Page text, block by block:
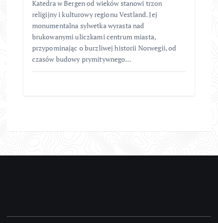
Katedra w Bergen od wieków stanowi trzon
religijny i kulturowy regionu Vestland. Jej
monumentalna sylwetka wyrasta nad
brukowanymi uliczkami centrum miasta,
przypominając o burzliwej historii Norwegii, od
czasów budowy prymitywnego…